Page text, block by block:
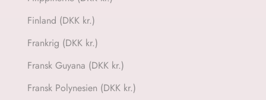
Finland (DKK kr.)
Frankrig (DKK kr.)
Fransk Guyana (DKK kr.)
Fransk Polynesien (DKK kr.)